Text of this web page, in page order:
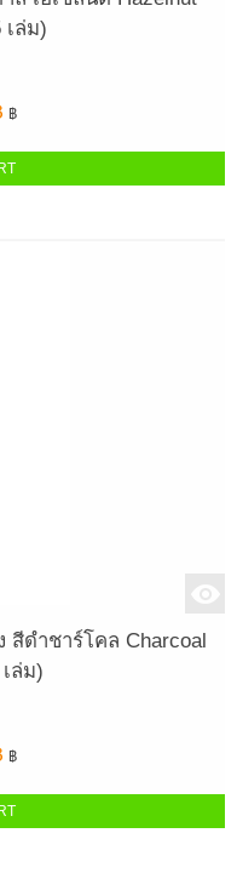
เล่ม)
฿
สีดำชาร์โคล Charcoal
ล่ม)
฿